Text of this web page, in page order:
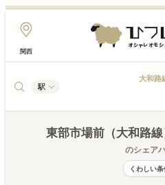
関西
駅
大和路
東部市場前（大和路線
のシェア
くわしい条